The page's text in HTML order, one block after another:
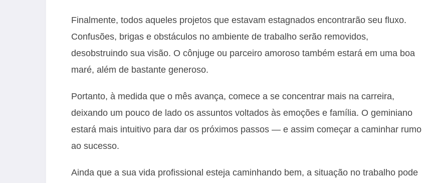
Finalmente, todos aqueles projetos que estavam estagnados encontrarão seu fluxo.
Confusões, brigas e obstáculos no ambiente de trabalho serão removidos,
desobstruindo sua visão. O cônjuge ou parceiro amoroso também estará em uma boa
maré, além de bastante generoso.
Portanto, à medida que o mês avança, comece a se concentrar mais na carreira,
deixando um pouco de lado os assuntos voltados às emoções e família. O geminiano
estará mais intuitivo para dar os próximos passos — e assim começar a caminhar rumo
ao sucesso.
Ainda que a sua vida profissional esteja caminhando bem, a situação no trabalho pode